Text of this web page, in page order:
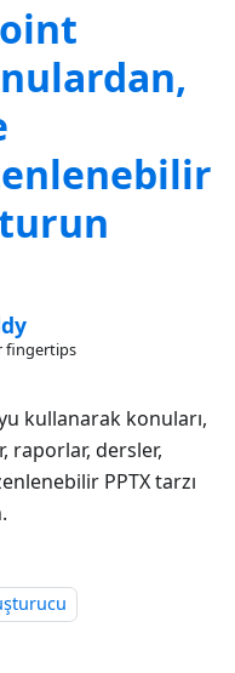
fingertips
kullanarak konuları,
raporlar, dersler,
PPTX tarzı